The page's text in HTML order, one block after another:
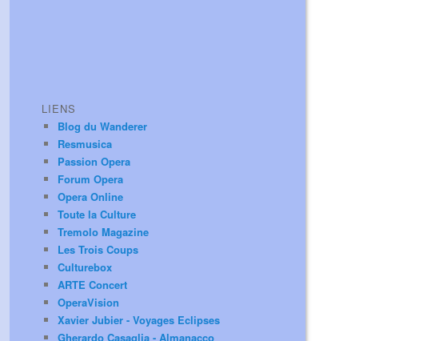
LIENS
Blog du Wanderer
Resmusica
Passion Opera
Forum Opera
Opera Online
Toute la Culture
Tremolo Magazine
Les Trois Coups
Culturebox
ARTE Concert
OperaVision
Xavier Jubier - Voyages Eclipses
Gherardo Casaglia - Almanacco